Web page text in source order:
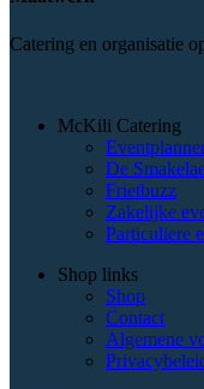
Catering en organisatie
McKili Catering
De
Frietbuzz
Zakelijke
Particuliere
Shop links
Shop
Contact
Algemene